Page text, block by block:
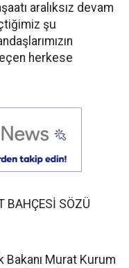
aralıksız devam
şu
herkese
BAHÇESİ SÖZÜ
Murat Kurum